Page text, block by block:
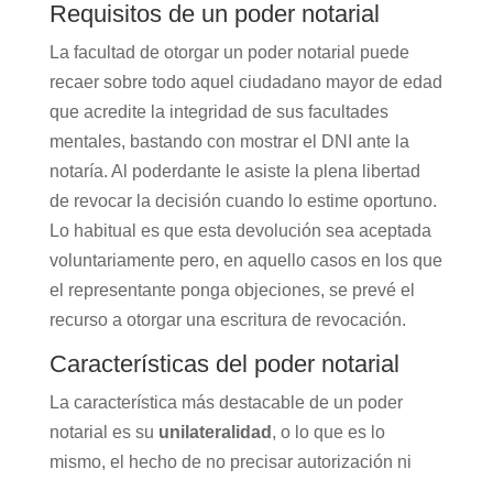
Requisitos de un poder notarial
La facultad de otorgar un poder notarial puede
recaer sobre todo aquel ciudadano mayor de edad
que acredite la integridad de sus facultades
mentales, bastando con mostrar el DNI ante la
notaría. Al poderdante le asiste la plena libertad
de revocar la decisión cuando lo estime oportuno.
Lo habitual es que esta devolución sea aceptada
voluntariamente pero, en aquello casos en los que
el representante ponga objeciones, se prevé el
recurso a otorgar una escritura de revocación.
Características del poder notarial
La característica más destacable de un poder
notarial es su unilateralidad , o lo que es lo
mismo, el hecho de no precisar autorización ni